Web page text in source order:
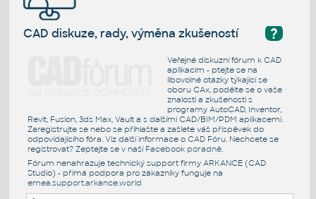
?
CAD diskuze, rady, výměna zkušeností
Veřejné diskuzní fórum k CAD
aplikacím - ptejte se na
libovolné otázky týkající se
oboru CAx, podělte se o vaše
znalosti a zkušenosti s
programy AutoCAD, Inventor,
Revit, Fusion, 3ds Max, Vault a s dalšími CAD/BIM/PDM aplikacemi.
Zaregistrujte se nebo se přihlašte a zašlete váš příspěvek do
odpovídajícího fóra. Viz další informace o CAD Fóru. Nechcete se
registrovat? Zeptejte se v naší Facebook poradně.
Fórum nenahrazuje technický support firmy ARKANCE (CAD
Studio) - přímá podpora pro zákazníky funguje na
emea.support.arkance.world